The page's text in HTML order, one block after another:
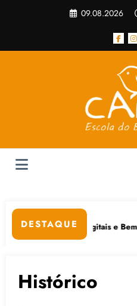
09.08.2026
DESTAQUE
popular
em Cuidados Digitais e Bem-
Histórico